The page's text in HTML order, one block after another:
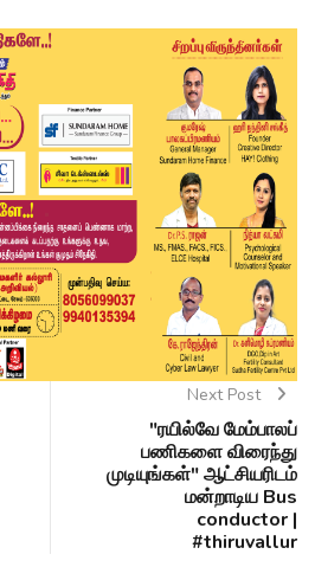
Next Post
"ரயில்வே மேம்பாலப்
பணிகளை விரைந்து
முடியுங்கள்" ஆட்சியரிடம்
மன்றாடிய Bus
conductor |
#thiruvallur